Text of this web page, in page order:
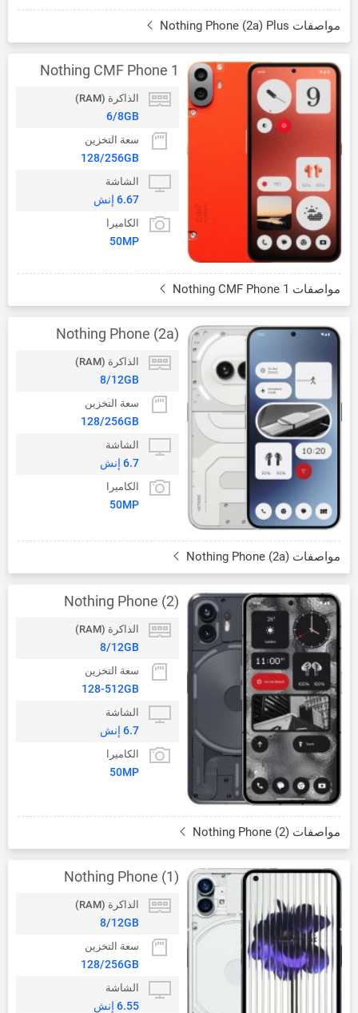
مواصفات Nothing Phone (2a) Plus
Nothing CMF Phone 1
الذاكرة (RAM)
6/8GB
سعة التخزين
128/256GB
الشاشة
6.67 إنش
الكاميرا
50MP
مواصفات Nothing CMF Phone 1
Nothing Phone (2a)
الذاكرة (RAM)
8/12GB
سعة التخزين
128/256GB
الشاشة
6.7 إنش
الكاميرا
50MP
مواصفات Nothing Phone (2a)
Nothing Phone (2)
الذاكرة (RAM)
8/12GB
سعة التخزين
128-512GB
الشاشة
6.7 إنش
الكاميرا
50MP
مواصفات Nothing Phone (2)
Nothing Phone (1)
الذاكرة (RAM)
8/12GB
سعة التخزين
128/256GB
الشاشة
6.55 إنش